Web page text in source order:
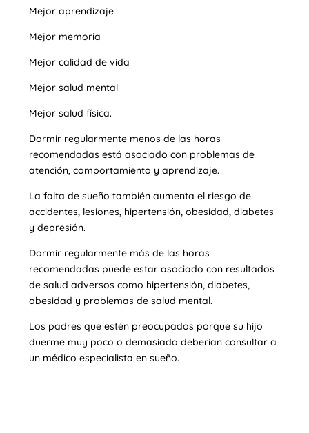
Mejor aprendizaje
Mejor memoria
Mejor calidad de vida
Mejor salud mental
Mejor salud física.
Dormir regularmente menos de las horas
recomendadas está asociado con problemas de
atención, comportamiento y aprendizaje.
La falta de sueño también aumenta el riesgo de
accidentes, lesiones, hipertensión, obesidad, diabetes
y depresión.
Dormir regularmente más de las horas
recomendadas puede estar asociado con resultados
de salud adversos como hipertensión, diabetes,
obesidad y problemas de salud mental.
Los padres que estén preocupados porque su hijo
duerme muy poco o demasiado deberían consultar a
un médico especialista en sueño.